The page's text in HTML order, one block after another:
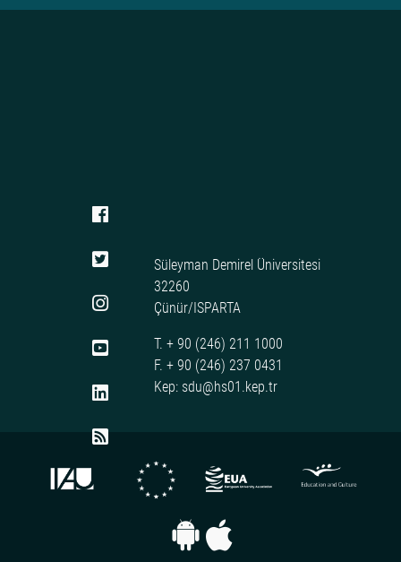
Süleyman Demirel Üniversitesi
32260
Çünür/ISPARTA
T. + 90 (246) 211 1000
F. + 90 (246) 237 0431
Kep: sdu@hs01.kep.tr